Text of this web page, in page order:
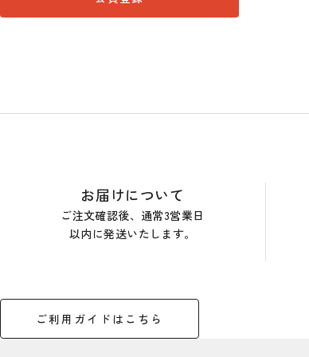
お届けについて
ご注文確認後、通常3営業日
以内に発送いたします。
ご利用ガイドはこちら